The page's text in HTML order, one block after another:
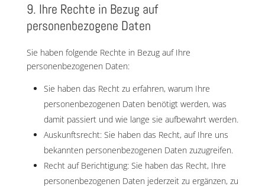
9. Ihre Rechte in Bezug auf
personenbezogene Daten
Sie haben folgende Rechte in Bezug auf Ihre
personenbezogenen Daten:
Sie haben das Recht zu erfahren, warum Ihre
personenbezogenen Daten benötigt werden, was
damit passiert und wie lange sie aufbewahrt werden.
Auskunftsrecht: Sie haben das Recht, auf Ihre uns
bekannten personenbezogenen Daten zuzugreifen.
Recht auf Berichtigung: Sie haben das Recht, Ihre
personenbezogenen Daten jederzeit zu ergänzen, zu